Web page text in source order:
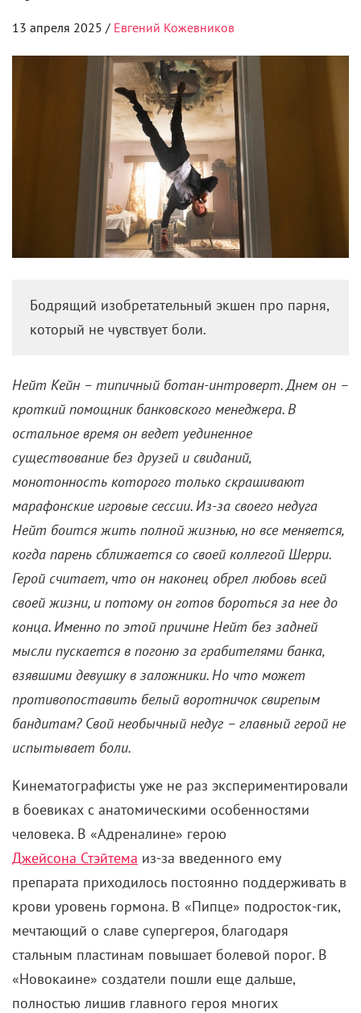
13 апреля 2025 / Евгений Кожевников
Бодрящий изобретательный экшен про парня,
который не чувствует боли.
Нейт Кейн – типичный ботан-интроверт. Днем он –
кроткий помощник банковского менеджера. В
остальное время он ведет уединенное
существование без друзей и свиданий,
монотонность которого только скрашивают
марафонские игровые сессии. Из-за своего недуга
Нейт боится жить полной жизнью, но все меняется,
когда парень сближается со своей коллегой Шерри.
Герой считает, что он наконец обрел любовь всей
своей жизни, и потому он готов бороться за нее до
конца. Именно по этой причине Нейт без задней
мысли пускается в погоню за грабителями банка,
взявшими девушку в заложники. Но что может
противопоставить белый воротничок свирепым
бандитам? Свой необычный недуг – главный герой не
испытывает боли.
Кинематографисты уже не раз экспериментировали
в боевиках с анатомическими особенностями
человека. В «Адреналине» герою
Джейсона Стэйтема из-за введенного ему
препарата приходилось постоянно поддерживать в
крови уровень гормона. В «Пипце» подросток-гик,
мечтающий о славе супергероя, благодаря
стальным пластинам повышает болевой порог. В
«Новокаине» создатели пошли еще дальше,
полностью лишив главного героя многих